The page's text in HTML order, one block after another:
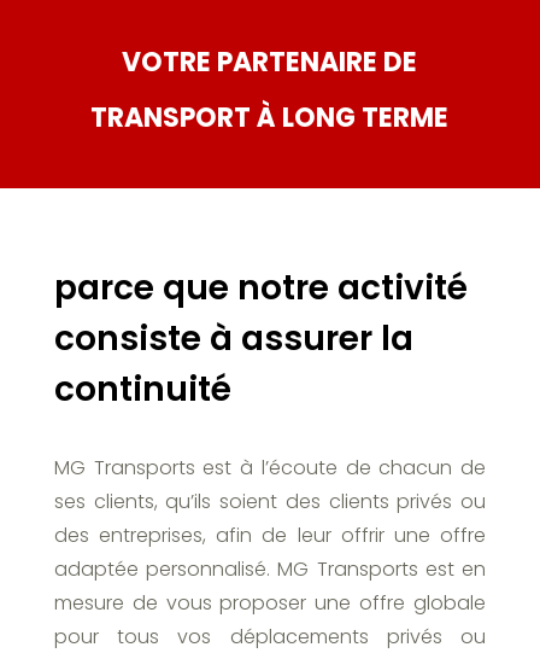
VOTRE PARTENAIRE DE
TRANSPORT À LONG TERME
parce que notre activité
consiste à assurer la
continuité
MG Transports est à l’écoute de chacun de
ses clients, qu’ils soient des clients privés ou
des entreprises, afin de leur offrir une offre
adaptée personnalisé. MG Transports est en
mesure de vous proposer une offre globale
pour tous vos déplacements privés ou